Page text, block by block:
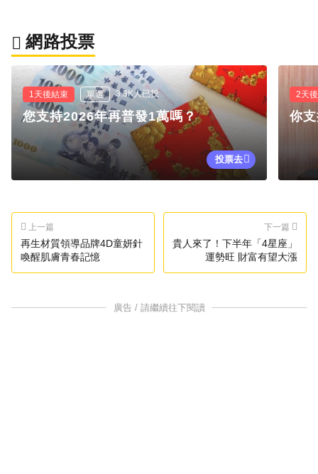
網路投票
1天後結束 單選 3.3K人已投
您支持2026年再普發1萬嗎？
投票去
2天
你
上一篇
再生材質領導品牌4D童妍針
喚醒肌膚青春記憶
下一篇
貴人來了！下半年「4星座」
運勢旺 財富有望大漲
廣告 / 請繼續往下閱讀